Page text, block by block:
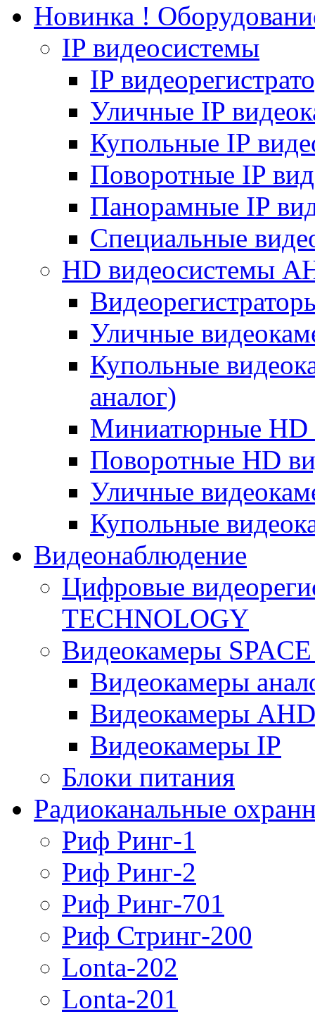
Новинка !
IP видеосистемы
IP
Уличные IP
Купольные IP
Поворотные IP
Панорамные IP
Специальные
HD видеосистемы
Уличные
Купольные
аналог)
Миниатюрные HD
Поворотные HD
Уличные
Купольные
Видеонаблюдение
Цифровые
TECHNOLOGY
Видеокамеры
Видеокамеры
Видеокамеры AHD
Видеокамеры IP
Блоки питания
Радиоканальные
Риф Ринг-1
Риф Ринг-2
Риф Ринг-701
Риф Стринг-200
Lonta-202
Lonta-201